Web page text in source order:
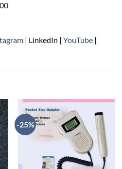
| LinkedIn | YouTube |
-25%